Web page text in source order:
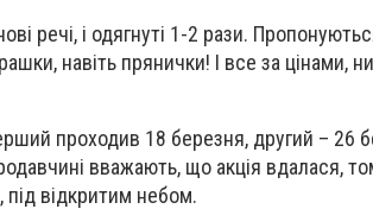
речі, і одягнуті 1-2 рази.
навіть прянички! І все за цінами,
проходив 18 березня, другий – 26
вважають, що акція вдалася,
під відкритим небом.